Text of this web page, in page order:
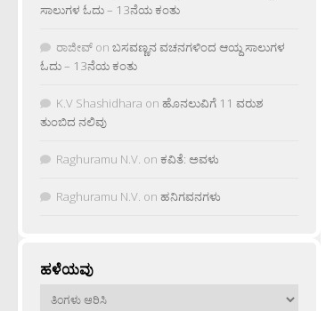
ಸಾಲುಗಳ ಓದು – 13ನೆಯ ಕಂತು
ರಾಜೀವ್ on ಬಸವಣ್ಣನ ವಚನಗಳಿಂದ ಆಯ್ದ ಸಾಲುಗಳ
ಓದು – 13ನೆಯ ಕಂತು
K.V Shashidhara on ಹೊನಲುವಿಗೆ 11 ವರುಶ
ತುಂಬಿದ ನಲಿವು
Raghuramu N.V. on ಕವಿತೆ: ಅವಳು
Raghuramu N.V. on ಹನಿಗವನಗಳು
ಹಳೆಯವು
ಹಳೆಯವು